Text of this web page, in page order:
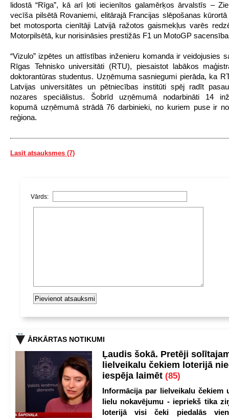
lidostā “Rīga”, kā arī ļoti iecienītos galamērķos ārvalstīs –
vecīša pilsētā Rovaniemi, elitārajā Francijas slēpošanas
bet motosporta cienītāji Latvijā ražotos gaismekļus varēs
Motorpilsētā, kur norisināsies prestižās F1 un MotoGP
“Vizulo” izpētes un attīstības inženieru komanda ir veidojusies
Rīgas Tehnisko universitāti (RTU), piesaistot labākos
doktorantūras studentus. Uzņēmuma sasniegumi pierāda, ka
Latvijas universitātes un pētniecības institūti spēj radīt
nozares speciālistus. Šobrīd uzņēmumā nodarbināti 14
kopumā uzņēmumā strādā 76 darbinieki, no kuriem puse ir
reģiona.
Lasīt atsauksmes (7)
Vārds:
ĀRKĀRTAS NOTIKUMI
Ļaudis šokā. Pretēji
lielveikalu čekiem loterijā
iespēja laimēt (85)
Informācija par lielveikalu čekiem
lielu nokavējumu - iepriekš tika
loterijā visi čeki piedalās